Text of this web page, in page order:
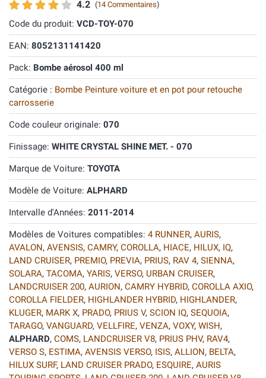
4.2 (14 Commentaires)
Code du produit: VCD-TOY-070
EAN: 8052131141420
Pack: Bombe aérosol 400 ml
Catégorie : Bombe Peinture voiture et en pot pour retouche
carrosserie
Code couleur originale: 070
Finissage: WHITE CRYSTAL SHINE MET. - 070
Marque de Voiture: TOYOTA
Modèle de Voiture: ALPHARD
Intervalle d'Années: 2011-2014
Modèles de Voitures compatibles: 4 RUNNER, AURIS,
AVALON, AVENSIS, CAMRY, COROLLA, HIACE, HILUX, IQ,
LAND CRUISER, PREMIO, PREVIA, PRIUS, RAV 4, SIENNA,
SOLARA, TACOMA, YARIS, VERSO, URBAN CRUISER,
LANDCRUISER 200, AURION, CAMRY HYBRID, COROLLA AXIO,
COROLLA FIELDER, HIGHLANDER HYBRID, HIGHLANDER,
KLUGER, MARK X, PRADO, PRIUS V, SCION IQ, SEQUOIA,
TARAGO, VANGUARD, VELLFIRE, VENZA, VOXY, WISH,
ALPHARD, COMS, LANDCRUISER V8, PRIUS PHV, RAV4,
VERSO S, ESTIMA, AVENSIS VERSO, ISIS, ALLION, BELTA,
HILUX SURF, LAND CRUISER PRADO, ESQUIRE, AURIS